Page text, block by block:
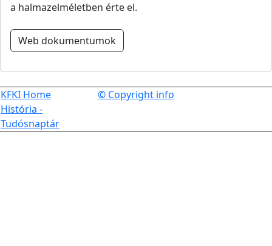
a halmazelméletben érte el.
Web dokumentumok
KFKI Home
História -
Tudósnaptár
© Copyright info